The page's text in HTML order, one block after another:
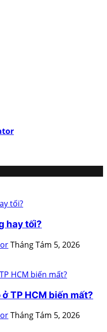
hay tối?
Tháng Tám 5, 2026
TP HCM biến mất?
Tháng Tám 5, 2026